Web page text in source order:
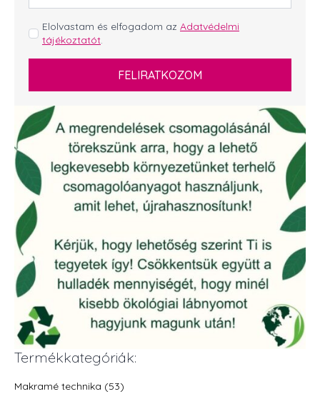
GDPR
*
Elolvastam és elfogadom az Adatvédelmi
tájékoztatót.
FELIRATKOZOM
Termékkategóriák:
Makramé technika (53)